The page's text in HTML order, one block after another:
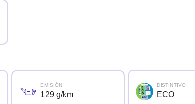
EMISIÓN
129 g/km
DISTINTIVO
ECO